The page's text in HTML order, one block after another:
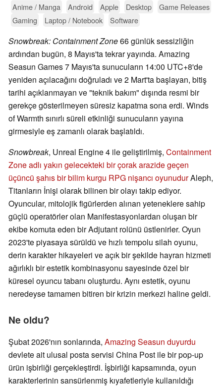
Anime / Manga Android Apple Desktop
Game Releases
Gaming
Laptop / Notebook Software
Snowbreak: Containment Zone66 günlük sessizliğin
ardından bugün, 8 Mayıs'ta tekrar yayında. Amazing
Seasun Games 7 Mayıs'ta sunucuların 14:00 UTC+8'de
yeniden açılacağını doğruladı ve 2 Mart'ta başlayan, bitiş
tarihi açıklanmayan ve "teknik bakım" dışında resmi bir
gerekçe gösterilmeyen süresiz kapatma sona erdi. Winds
of Warmth sınırlı süreli etkinliği sunucuların yayına
girmesiyle eş zamanlı olarak başlatıldı.
Snowbreak, Unreal Engine 4 ile geliştirilmiş, Containment
Zone adlı yakın gelecekteki bir çorak arazide geçen
üçüncü şahıs bir bilim kurgu RPG nişancı oyunudurAleph,
Titanların İnişi olarak bilinen bir olayı takip ediyor.
Oyuncular, mitolojik figürlerden alınan yeteneklere sahip
güçlü operatörler olan Manifestasyonlardan oluşan bir
ekibe komuta eden bir Adjutant rolünü üstlenirler. Oyun
2023'te piyasaya sürüldü ve hızlı tempolu silah oyunu,
derin karakter hikayeleri ve açık bir şekilde hayran hizmeti
ağırlıklı bir estetik kombinasyonu sayesinde özel bir
küresel oyuncu tabanı oluşturdu. Aynı estetik, oyunu
neredeyse tamamen bitiren bir krizin merkezi haline geldi.
Ne oldu?
Şubat 2026'nın sonlarında, Amazing Seasun duyurdu
devlete ait ulusal posta servisi China Post ile bir pop-up
ürün işbirliği gerçekleştirdi. İşbirliği kapsamında, oyun
karakterlerinin sansürlenmiş kıyafetleriyle kullanıldığı